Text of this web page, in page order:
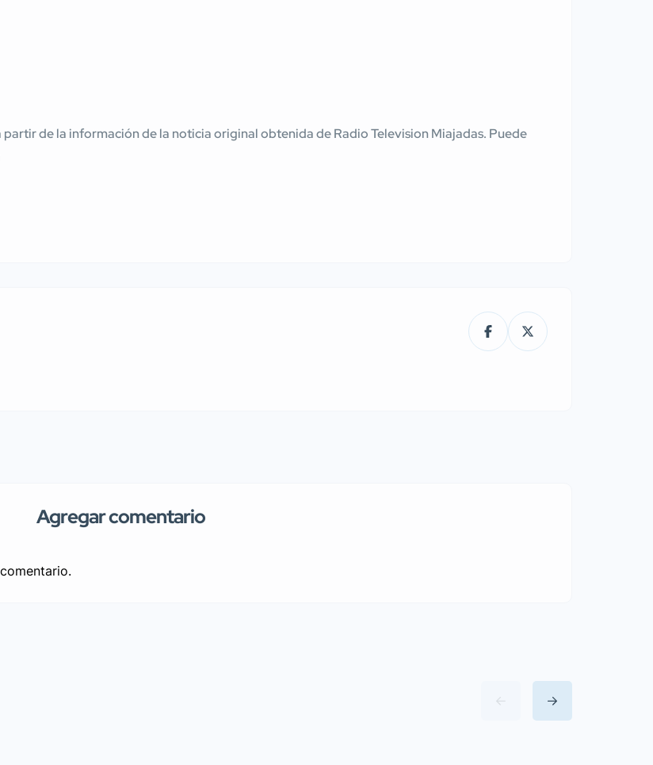
de la información de la noticia original obtenida de Radio Television Miajadas. Puede
Agregar comentario